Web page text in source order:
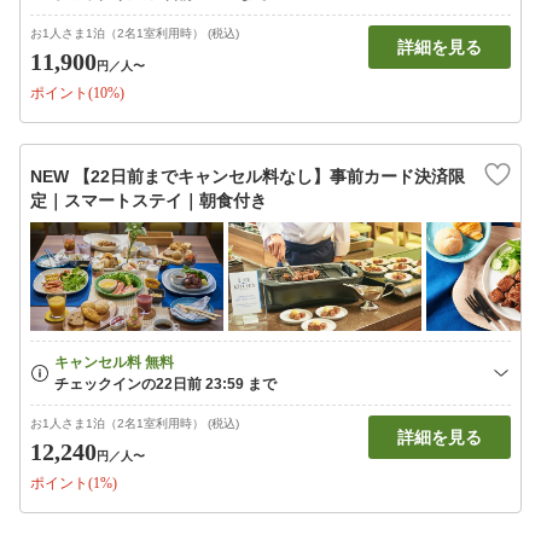
お1人さま1泊（2名1室利用時） (税込)
11,900円 ／人〜
ポイント(10%)
詳細を見る
NEW 【22日前までキャンセル料なし】事前カード決済限
定｜スマートステイ｜朝食付き
お1人さま1泊（2名1室利用時） (税込)
12,240円 ／人〜
ポイント(1%)
詳細を見る